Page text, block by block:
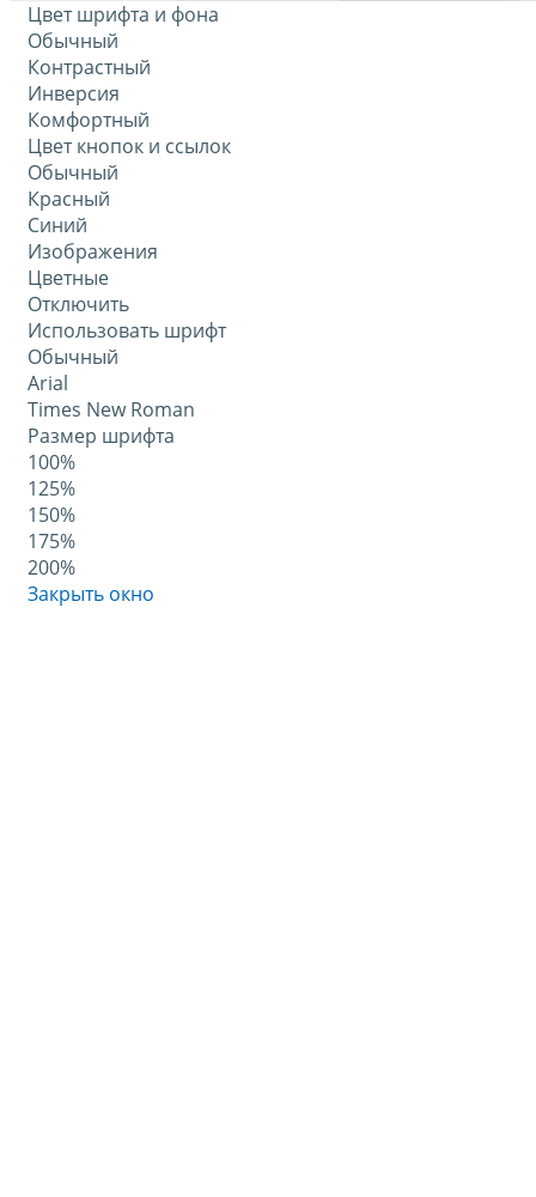
Цвет шрифта и фона
Обычный
Контрастный
Инверсия
Комфортный
Цвет кнопок и ссылок
Обычный
Красный
Синий
Изображения
Цветные
Отключить
Использовать шрифт
Обычный
Arial
Times New Roman
Размер шрифта
100%
125%
150%
175%
200%
Закрыть окно